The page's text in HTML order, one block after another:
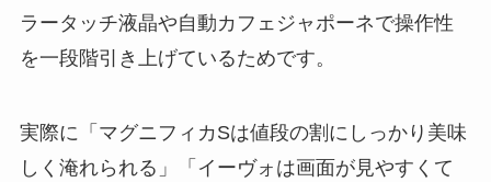
ラータッチ液晶や自動カフェジャポーネで操作性
を一段階引き上げているためです。
実際に「マグニフィカSは値段の割にしっかり美味
しく淹れられる」「イーヴォは画面が見やすくて